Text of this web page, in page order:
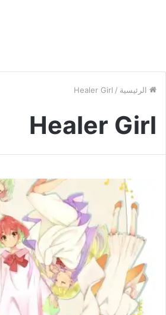
الرئيسية /
Healer Girl
Healer Girl